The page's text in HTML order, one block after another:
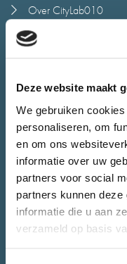
Deze website maakt
We gebruiken
personaliseren, om
en om ons
informatie over uw
partners voor social
partners kunnen
informatie die u aan
verzameld op basis
Over CityLab010
Meedoen
Nieuws
Juryrapport
Contact
CONTACT.